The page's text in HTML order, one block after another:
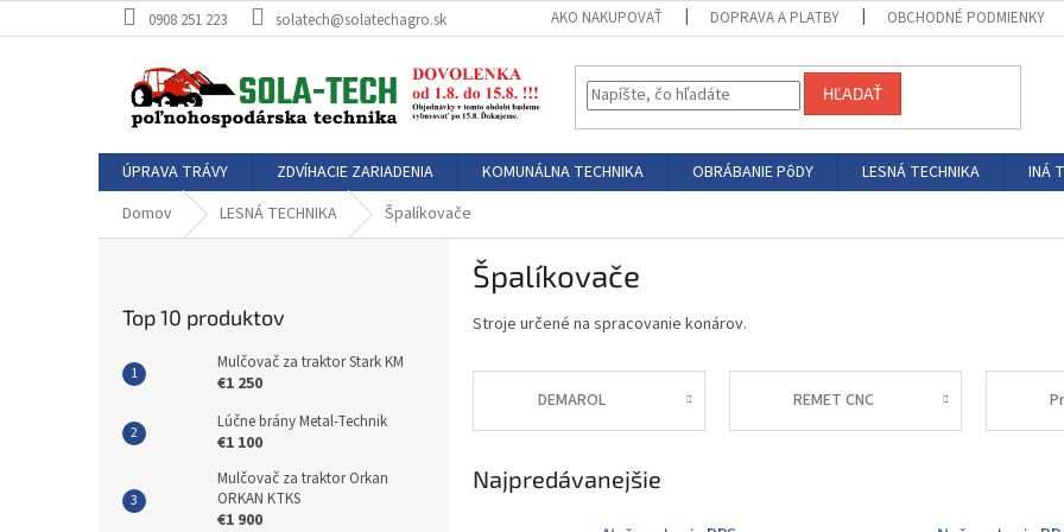
na
0908 251 223 solatech@solatechagro.sk AKO NAKUPOVAŤ DOPRAVA A PLATBY OBCHODNÉ PODMIENKY
HĽADAŤ
ÚPRAVA TRÁVY ZDVÍHACIE ZARIADENIA KOMUNÁLNA TECHNIKA OBRÁBANIE PôDY LESNÁ TECHNIKA
INÁ
Domov
LESNÁ TECHNIKA Špalíkovače
Top 10 produktov
Mulčovač za traktor Stark KM
€1 250
Lúčne brány Metal-Technik
€1 100
Mulčovač za traktor Orkan
ORKAN KTKS
€1 900
Špalíkovače
Stroje určené na spracovanie konárov.
DEMAROL REMET CNC
Najpredávanejšie